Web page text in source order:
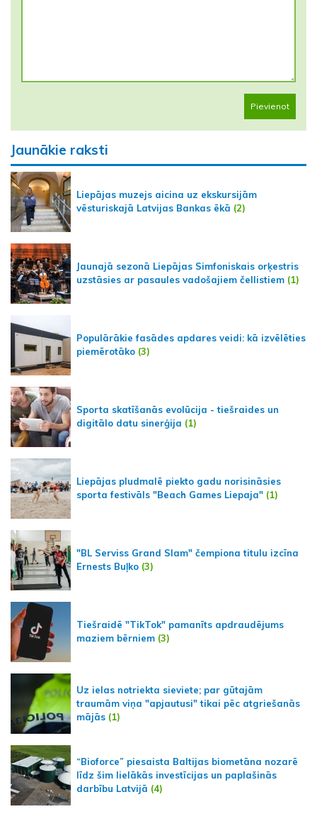
Pievienot
Jaunākie raksti
Liepājas muzejs aicina uz ekskursijām
vēsturiskajā Latvijas Bankas ēkā (2)
Jaunajā sezonā Liepājas Simfoniskais orķestris
uzstāsies ar pasaules vadošajiem čellistiem (1)
Populārākie fasādes apdares veidi: kā izvēlēties
piemērotāko (3)
Sporta skatīšanās evolūcija - tiešraides un
digitālo datu sinerģija (1)
Liepājas pludmalē piekto gadu norisināsies
sporta festivāls "Beach Games Liepaja" (1)
"BL Serviss Grand Slam" čempiona titulu izcīna
Ernests Buļko (3)
Tiešraidē "TikTok" pamanīts apdraudējums
maziem bērniem (3)
Uz ielas notriekta sieviete; par gūtajām
traumām viņa "apjautusi" tikai pēc atgriešanās
mājās (1)
“Bioforce” piesaista Baltijas biometāna nozarē
līdz šim lielākās investīcijas un paplašinās
darbību Latvijā (4)